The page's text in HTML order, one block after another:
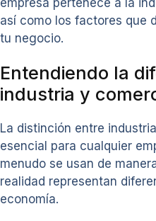
empresa pertenece a la
así como los factores que
tu negocio.
Entendiendo la
industria y
La distinción entre
esencial para cualquier
menudo se usan de
realidad representan
economía.